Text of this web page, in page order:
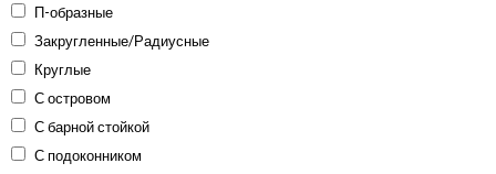
П-образные
Закругленные/Радиусные
Круглые
С островом
С барной стойкой
С подоконником